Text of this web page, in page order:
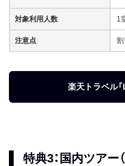
対象利用人数 1
注意点 割
楽天トラベル「
特典3：国内ツアー